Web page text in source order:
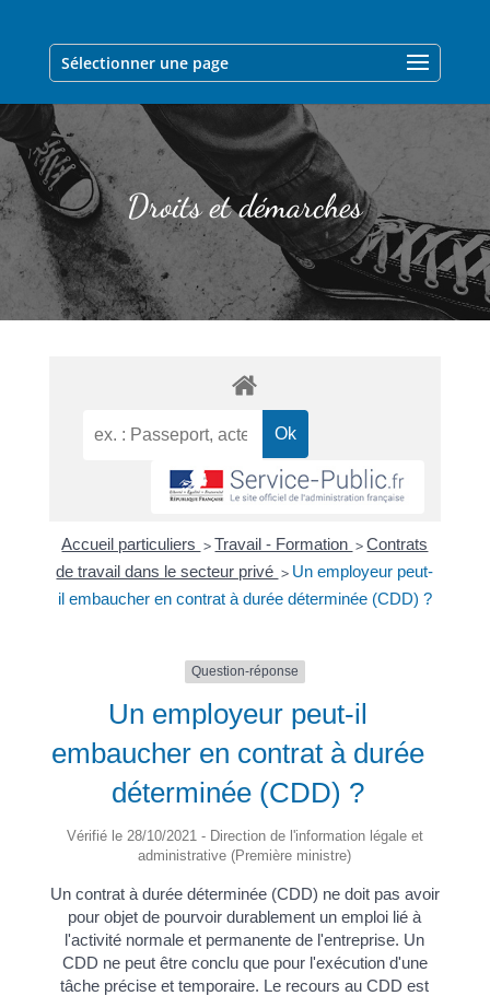
Sélectionner une page
Droits et démarches
Accueil particuliers > Travail - Formation > Contrats
de travail dans le secteur privé > Un employeur peut-
il embaucher en contrat à durée déterminée (CDD) ?
Question-réponse
Un employeur peut-il
embaucher en contrat à durée
déterminée (CDD) ?
Vérifié le 28/10/2021 - Direction de l'information légale et
administrative (Première ministre)
Un contrat à durée déterminée (CDD) ne doit pas avoir
pour objet de pourvoir durablement un emploi lié à
l'activité normale et permanente de l'entreprise. Un
CDD ne peut être conclu que pour l'exécution d'une
tâche précise et temporaire. Le recours au CDD est